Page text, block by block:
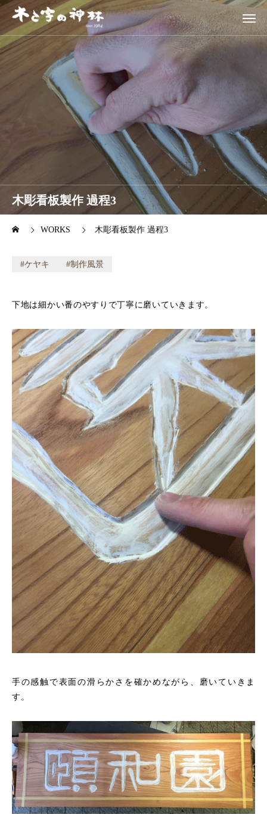
木彫看板製作 過程3
WORKS 木彫看板製作 過程3
ケヤキ 制作風景
下地は細かい番のやすりで丁寧に磨いていきます。
手の感触で表面の滑らかさを確かめながら、磨いていきま
す。